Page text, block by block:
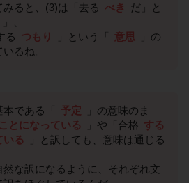
みると、(3)は「去る べき
だ」と
る つもり 」という「 意思
」の
るね。
である「 予定
」の意味のま
ことになっている 」や「合格 する
いる
」と訳しても、意味は通じる
然な訳になるように、それぞれ文